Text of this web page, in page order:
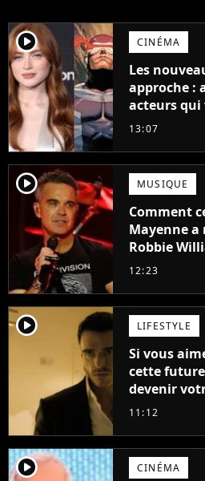
player2 CINÉMA
Les
approche :
acteurs qui
Frost et
13:07
player2 MUSIQUE
Comment
Mayenne a
Robbie
cette année ?
12:23
player2 LIFESTYLE
Si vous
cette future
devenir
11:12
player2 CINÉMA